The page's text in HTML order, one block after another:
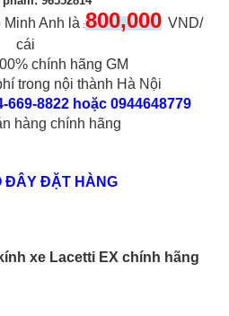
Minh Anh là :800,000 VND/
cái
chính hãng GM
trong nội thành Hà Nội
669-8822 hoặc 0944648779
hàng chính hãng
ĐÂY ĐẶT HÀNG
xe Lacetti EX chính hãng